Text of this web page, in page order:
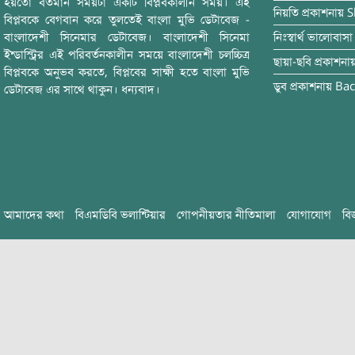
বিপ্লবকে বেগবান করে তুলতেই বাংলা মুভি ডেটাবেজ -
বাংলাদেশী সিনেমার ডেটাবেজ। বাংলাদেশী সিনেমা
ইন্ডাস্ট্রির এই পরিবর্তনকালীন সময়ে বাংলাদেশী চলচ্চিত্র
বিপ্লবকে অনুভব করতে, বিপ্লবের সাক্ষী হতে বাংলা মুভি
ডেটাবেজ এর সাথে থাকুন। ধন্যবাদ।
নিয়তি প্রকাশনায়
নিঃস্বার্থ ভালোবাসা
ছায়া-ছবি
ডুব প্রকাশনায়
আমাদের কথা বিএমডিবি ভলান্টিয়ার গোপনীয়তার নীতিমালা যোগাযোগ